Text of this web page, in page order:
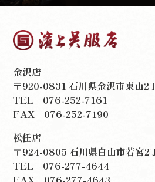
金沢店
〒920-0831 石川県金沢市東山2
TEL 076-252-7161
FAX 076-252-7190
松任店
〒924-0805 石川県白山市若宮2
TEL 076-277-4644